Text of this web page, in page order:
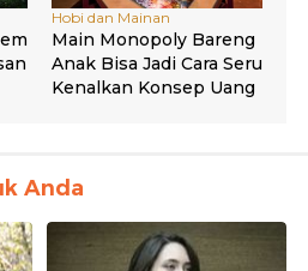
Anda